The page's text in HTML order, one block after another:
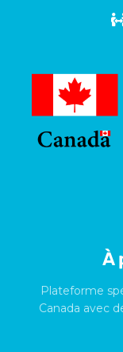
À
Plateforme
Canada avec